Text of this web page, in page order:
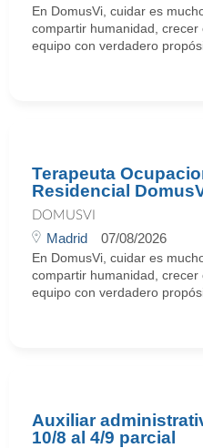
En DomusVi, cuidar es
compartir humanidad,
equipo con verdadero
Terapeuta
Residencial
DOMUSVI
Madrid 07/08/2026
En DomusVi, cuidar es
compartir humanidad,
equipo con verdadero
Auxiliar
10/8 al 4/9 parcial